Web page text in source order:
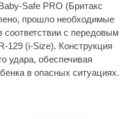
Safe PRO (Бритакс
прошло необходимые
с передовым
129 (i-Size). Конструкция
удара, обеспечивая
в опасных ситуациях.